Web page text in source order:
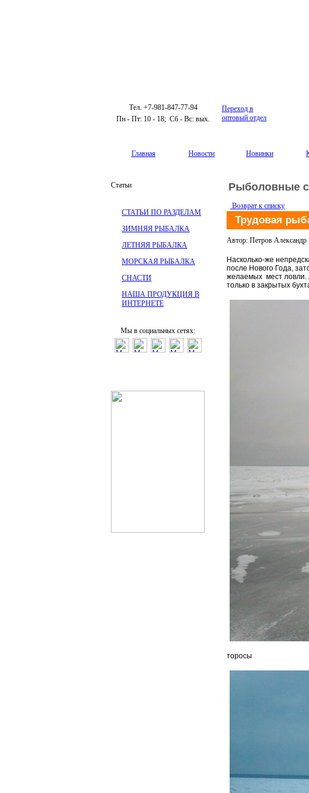
Тел. +7-981-847-77-94
Пн - Пт: 10 - 18; Сб - Вс: вых.
Переход в
оптовый отдел
Главная Новости Новинки
Статьи
СТАТЬИ ПО РАЗДЕЛАМ
ЗИМНЯЯ РЫБАЛКА
ЛЕТНЯЯ РЫБАЛКА
МОРСКАЯ РЫБАЛКА
СНАСТИ
НАША ПРОДУКЦИЯ В
ИНТЕРНЕТЕ
Мы в социальных сетях:
Рыболовные
Возврат к списку
Трудовая
Автор: Петров Александр
Насколько-же
после Нового Года,
желаемых мест ловли.
только в закрытых
торосы